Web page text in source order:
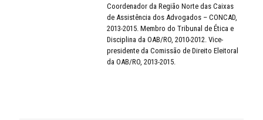
Coordenador da Região Norte das Caixas
de Assistência dos Advogados – CONCAD,
2013-2015. Membro do Tribunal de Ética e
Disciplina da OAB/RO, 2010-2012. Vice-
presidente da Comissão de Direito Eleitoral
da OAB/RO, 2013-2015.